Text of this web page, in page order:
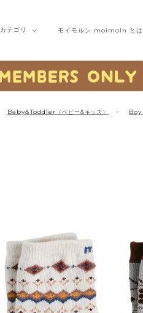
カテゴリ モイモルン moimoln とは
Baby&Toddler （ベビー&キッズ） Boy